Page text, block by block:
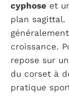
cyphoseet
plan sagittal.
croissance.
repose sur
du corset à
pratique